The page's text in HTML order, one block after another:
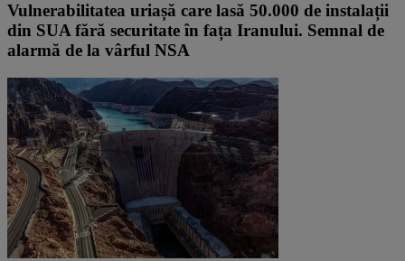
Vulnerabilitatea uriașă care lasă 50.000 de instalații
din SUA fără securitate în fața Iranului. Semnal de
alarmă de la vârful NSA